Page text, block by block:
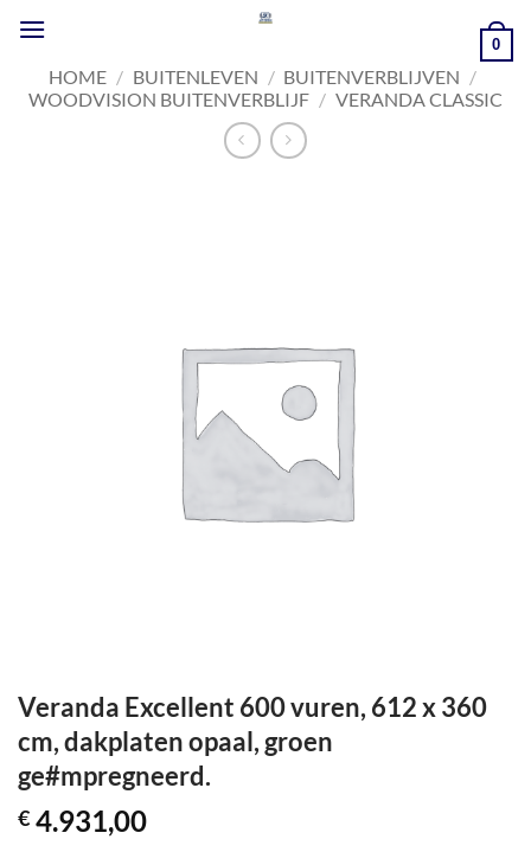
naar
inhoud
0
HOME / BUITENLEVEN / BUITENVERBLIJVEN /
WOODVISION BUITENVERBLIJF / VERANDA CLASSIC
Veranda Excellent 600 vuren, 612 x 360
cm, dakplaten opaal, groen
ge#mpregneerd.
€ 4.931,00